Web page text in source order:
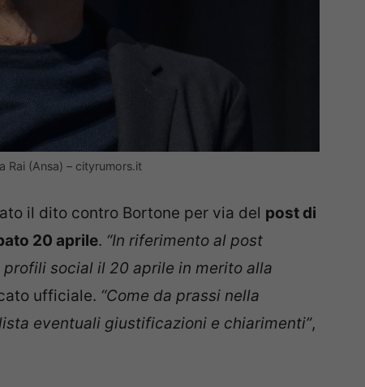
Rai (Ansa) – cityrumors.it
il dito contro Bortone per via del post di
20 aprile. “In riferimento al post
social il 20 aprile in merito alla
ufficiale. “Come da prassi nella
eventuali giustificazioni e chiarimenti”,